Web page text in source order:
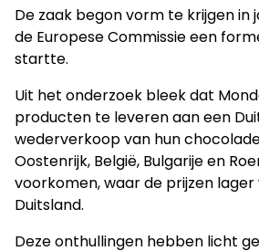
De zaak begon vorm te krijgen in
de Europese Commissie een
startte.
Uit het onderzoek bleek dat
producten te leveren aan een
wederverkoop van hun
Oostenrijk, België, Bulgarije en
voorkomen, waar de prijzen lager
Duitsland.
Deze onthullingen hebben licht